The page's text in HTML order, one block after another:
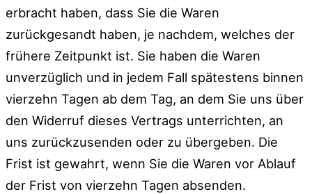
erbracht haben, dass Sie die Waren
zurückgesandt haben, je nachdem, welches der
frühere Zeitpunkt ist. Sie haben die Waren
unverzüglich und in jedem Fall spätestens binnen
vierzehn Tagen ab dem Tag, an dem Sie uns über
den Widerruf dieses Vertrags unterrichten, an
uns zurückzusenden oder zu übergeben. Die
Frist ist gewahrt, wenn Sie die Waren vor Ablauf
der Frist von vierzehn Tagen absenden.